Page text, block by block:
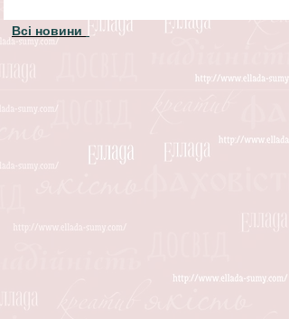
Всі новини